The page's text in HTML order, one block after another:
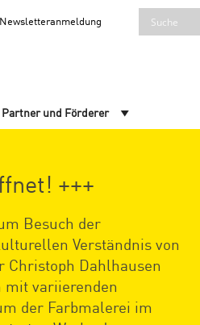
Newsletteranmeldung
Partner und Förderer
+++
Besuch der
Verständnis von
Dahlhausen
mit variierenden
der Farbmalerei im